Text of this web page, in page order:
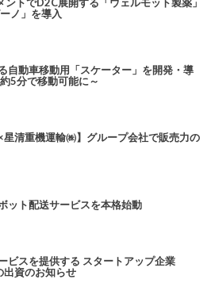
ントでD2C展開する「ウェルモット製薬」
ノ」を導入
自動車移動用「スケーター」を開発・導
5分で移動可能に～
星清重機運輸㈱】グループ会社で販売力の
ット配送サービスを本格始動
ビスを提供する スタートアップ企業
出資のお知らせ